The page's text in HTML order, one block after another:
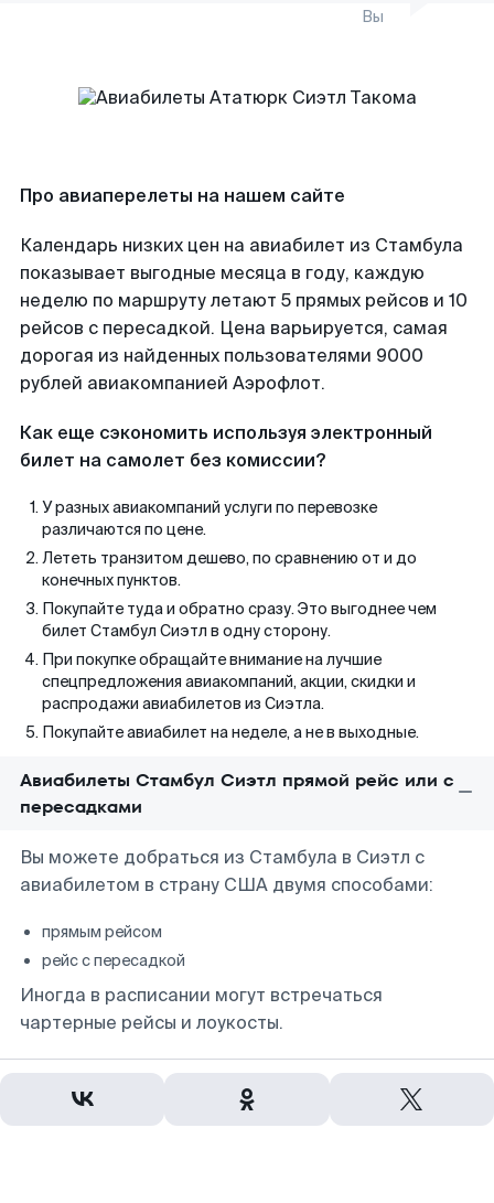
Вы
Про авиаперелеты на нашем сайте
Календарь низких цен на авиабилет из Стамбула
показывает выгодные месяца в году, каждую
неделю по маршруту летают 5 прямых рейсов и 10
рейсов с пересадкой. Цена варьируется, самая
дорогая из найденных пользователями 9000
рублей авиакомпанией Аэрофлот.
Как еще сэкономить используя электронный
билет на самолет без комиссии?
У разных авиакомпаний услуги по перевозке
различаются по цене.
Лететь транзитом дешево, по сравнению от и до
конечных пунктов.
Покупайте туда и обратно сразу. Это выгоднее чем
билет Стамбул Сиэтл в одну сторону.
При покупке обращайте внимание на лучшие
спецпредложения авиакомпаний, акции, скидки и
распродажи авиабилетов из Сиэтла.
Покупайте авиабилет на неделе, а не в выходные.
Авиабилеты Стамбул Сиэтл прямой рейс или с
пересадками
Вы можете добраться из Стамбула в Сиэтл с
авиабилетом в страну США двумя способами:
прямым рейсом
рейс с пересадкой
Иногда в расписании могут встречаться
чартерные рейсы и лоукосты.